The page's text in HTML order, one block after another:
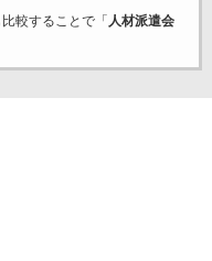
較することで「 人材派遣会